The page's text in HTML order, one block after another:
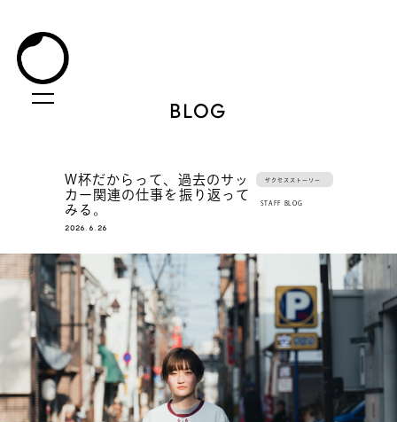
BLOG
W杯だからって、過去のサッ
カー関連の仕事を振り返って
みる。
2026.6.26
サクセスストーリー
STAFF BLOG